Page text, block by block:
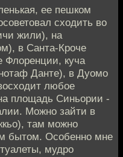
ее пешком
сходить во
жили), на
в Санта-Кроче
Флоренции, куча
Данте), в Дуомо
любое
площадь Синьории -
Можно зайти в
там можно
бытом. Особенно мне
мудро